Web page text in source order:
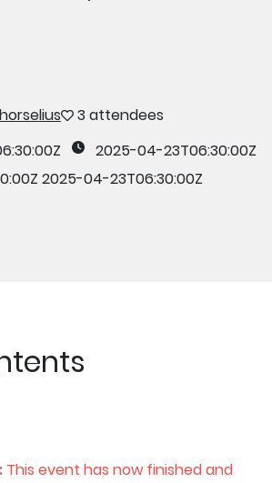
3 attendees
2025-04-23T06:30:00Z
2025-04-23T06:30:00Z
This event has now finished and